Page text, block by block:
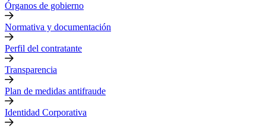
Órganos de gobierno
Normativa y documentación
Perfil del contratante
Transparencia
Plan de medidas antifraude
Identidad Corporativa